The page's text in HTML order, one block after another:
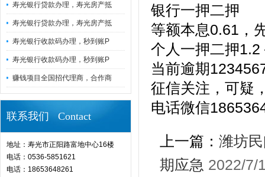
寿光银行贷款办理，寿光房产抵
寿光银行贷款办理，寿光房产抵
寿光银行收款码办理，秒到账P
寿光银行收款码办理，秒到账P
赚钱项目全国招代理商，合作商
联系我们 Contact
地址：寿光市正阳路富地中心16楼
电话：0536-5851621
电话：18653648261
银行一押二押
等额本息0.61，
个人一押二押1.2
当前逾期
征信关注，可疑
电话微信
上一篇： 潍坊
期应急 2022/7/